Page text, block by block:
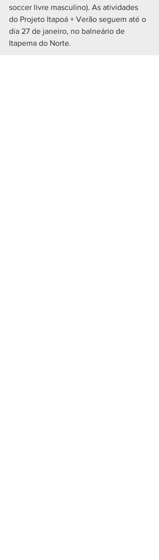
soccer livre masculino). As atividades
do Projeto Itapoá + Verão seguem até o
dia 27 de janeiro, no balneário de
Itapema do Norte.